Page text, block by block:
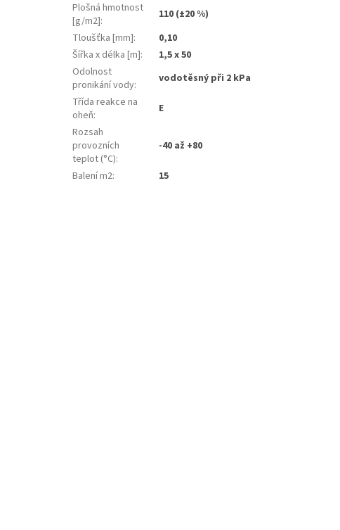
Plošná hmotnost
[g/m2]:
110 (±20 %)
Tloušťka [mm]:
0,10
Šířka x délka [m]:
1,5 x 50
Odolnost
pronikání vody:
vodotěsný při 2 kPa
Třída reakce na
oheň:
E
Rozsah
provozních
teplot (°C):
-40 až +80
Balení m2: 15